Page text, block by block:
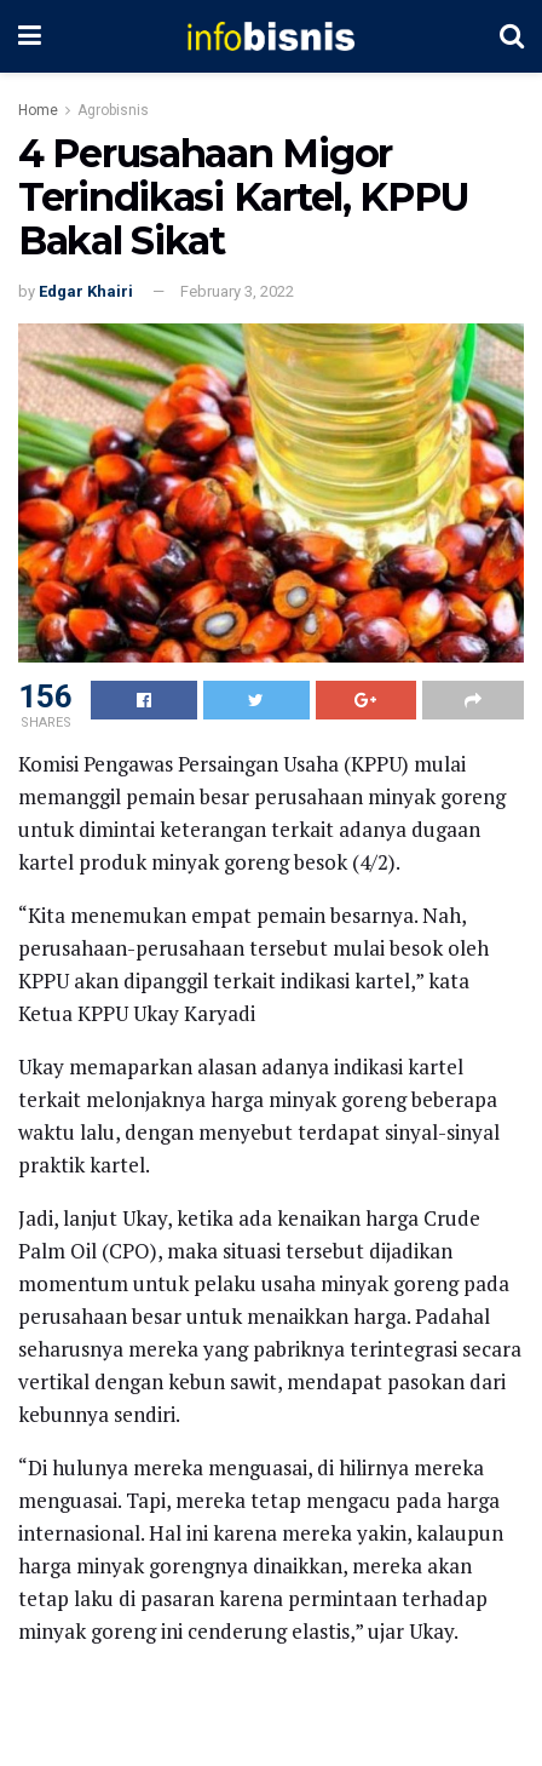
Home Agrobisnis
4 Perusahaan Migor
Terindikasi Kartel, KPPU
Bakal Sikat
by Edgar Khairi February 3, 2022
156
SHARES
Komisi Pengawas Persaingan Usaha (KPPU) mulai
memanggil pemain besar perusahaan minyak goreng
untuk dimintai keterangan terkait adanya dugaan
kartel produk minyak goreng besok (4/2).
“Kita menemukan empat pemain besarnya. Nah,
perusahaan-perusahaan tersebut mulai besok oleh
KPPU akan dipanggil terkait indikasi kartel,” kata
Ketua KPPU Ukay Karyadi
Ukay memaparkan alasan adanya indikasi kartel
terkait melonjaknya harga minyak goreng beberapa
waktu lalu, dengan menyebut terdapat sinyal-sinyal
praktik kartel.
Jadi, lanjut Ukay, ketika ada kenaikan harga Crude
Palm Oil (CPO), maka situasi tersebut dijadikan
momentum untuk pelaku usaha minyak goreng pada
perusahaan besar untuk menaikkan harga. Padahal
seharusnya mereka yang pabriknya terintegrasi secara
vertikal dengan kebun sawit, mendapat pasokan dari
kebunnya sendiri.
“Di hulunya mereka menguasai, di hilirnya mereka
menguasai. Tapi, mereka tetap mengacu pada harga
internasional. Hal ini karena mereka yakin, kalaupun
harga minyak gorengnya dinaikkan, mereka akan
tetap laku di pasaran karena permintaan terhadap
minyak goreng ini cenderung elastis,” ujar Ukay.